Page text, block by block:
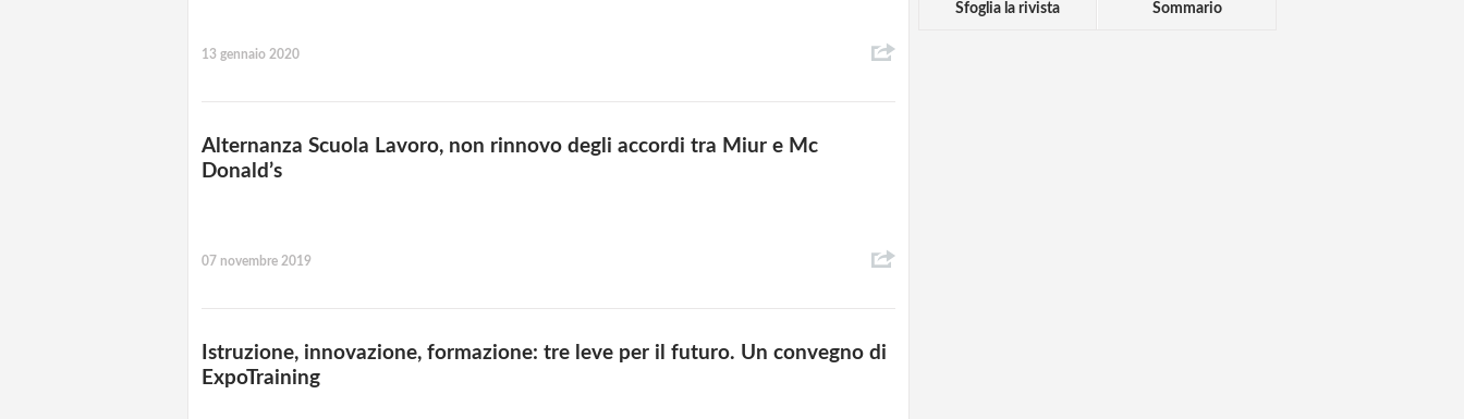
13 gennaio 2020
Alternanza Scuola Lavoro, non rinnovo degli accordi tra Miur e Mc
Donald’s
07 novembre 2019
Istruzione, innovazione, formazione: tre leve per il futuro. Un convegno di
ExpoTraining
Sfoglia la rivista Sommario